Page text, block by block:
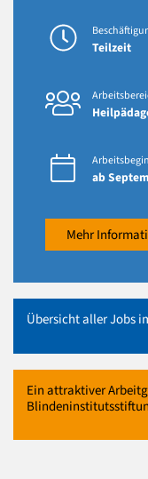
Teilzeit
ab
Mehr
Übersicht aller Jobs
Ein attraktiver